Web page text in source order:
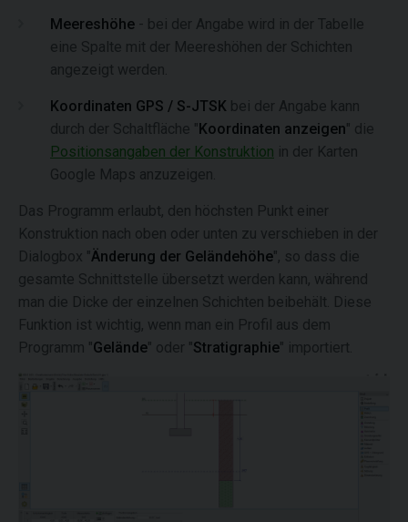
Meereshöhe - bei der Angabe wird in der Tabelle
eine Spalte mit der Meereshöhen der Schichten
angezeigt werden.
Koordinaten GPS / S-JTSK bei der Angabe kann
durch der Schaltfläche "Koordinaten anzeigen" die
Positionsangaben der Konstruktion in der Karten
Google Maps anzuzeigen.
Das Programm erlaubt, den höchsten Punkt einer
Konstruktion nach oben oder unten zu verschieben in der
Dialogbox "Änderung der Geländehöhe", so dass die
gesamte Schnittstelle übersetzt werden kann, während
man die Dicke der einzelnen Schichten beibehält. Diese
Funktion ist wichtig, wenn man ein Profil aus dem
Programm "Gelände" oder "Stratigraphie" importiert.